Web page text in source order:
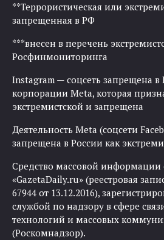
**Террористическая или
запрещенная в РФ
***внесен в перечень
Росфинмониторинга
Instagram — соцсеть запрещена
корпорации Meta, которая
экстремистской и запрещена
Деятельность Meta (соцсети
запрещена в России как
Средство массовой информации
«GazetaDaily.ru» (реестровая
67944 от 13.12.2016),
службой по надзору в сфере
технологий и массовых
(Роскомнадзор).